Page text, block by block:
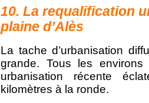
10. La requalification
plaine d’Alès
La tache d’urbanisation
grande. Tous les
urbanisation récente
kilomètres à la ronde.